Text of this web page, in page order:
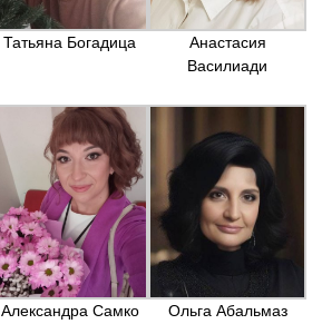
Татьяна Богадица
Анастасия
Василиади
Александра Самко Ольга Абальмаз